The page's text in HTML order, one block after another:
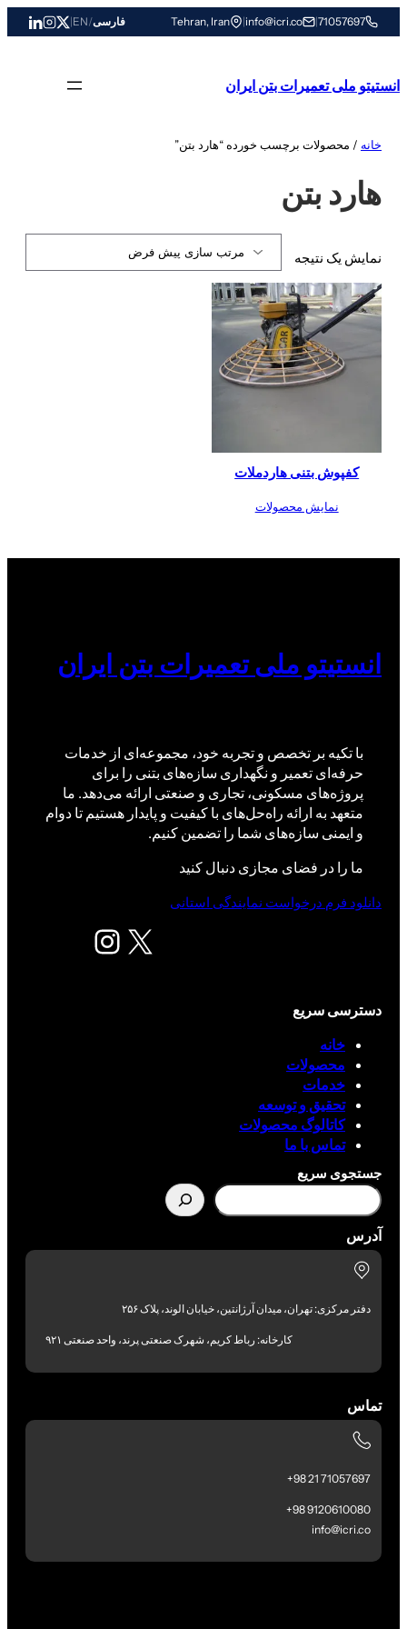
به
71057697
|
info@icri.co
|
Tehran, Iran فارسی/
EN
|
انستیتو ملی تعمیرات بتن ایران
خانه / محصولات برچسب خورده “هارد بتن”
هارد بتن
نمایش یک نتیجه
کفپوش بتنی هاردملات
نمایش محصولات
انستیتو ملی تعمیرات بتن ایران
با تکیه بر تخصص و تجربه خود، مجموعه‌ای از خدمات
حرفه‌ای تعمیر و نگهداری سازه‌های بتنی را برای
پروژه‌های مسکونی، تجاری و صنعتی ارائه می‌دهد. ما
متعهد به ارائه راه‌حل‌های با کیفیت و پایدار هستیم تا دوام
و ایمنی سازه‌های شما را تضمین کنیم.
ما را در فضای مجازی دنبال کنید
X اینستاگرم
دانلود فرم درخواست نمایندگی استانی
دسترسی سریع
خانه
محصولات
خدمات
تحقیق و توسعه
کاتالوگ محصولات
تماس با ما
جستجوی سریع
آدرس
دفتر مرکزی: تهران، میدان آرژانتین، خیابان الوند، پلاک ۲۵۶
کارخانه: رباط کریم، شهرک صنعتی پرند، واحد صنعتی ۹۲۱
تماس
71057697 21 98+
9120610080 98+
info@icri.co